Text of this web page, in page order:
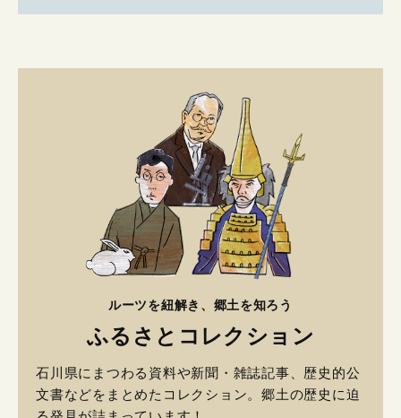
ルーツを紐解き、郷土を知ろう
ふるさとコレクション
石川県にまつわる資料や新聞・雑誌記事、歴史的公
文書などをまとめたコレクション。郷土の歴史に迫